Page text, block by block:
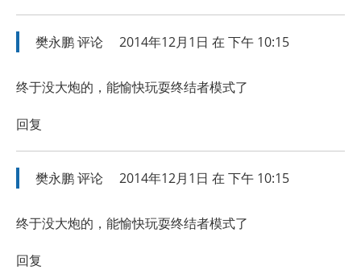
樊永鹏评论 2014年12月1日 在 下午 10:15
终于没大炮的，能愉快玩耍终结者模式了
回复
樊永鹏评论 2014年12月1日 在 下午 10:15
终于没大炮的，能愉快玩耍终结者模式了
回复